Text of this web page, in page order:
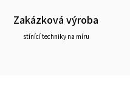
Zakázková výroba
stínící techniky na míru